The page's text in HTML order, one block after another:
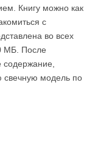
Книгу можно как
с
во всех
МБ. После
содержание,
свечную модель по